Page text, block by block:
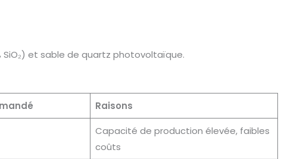
et sable de quartz photovoltaïque.
Raisons
Capacité de production élevée, faibles
coûts